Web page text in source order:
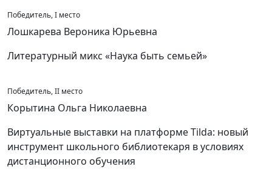
Победитель, I место
Лошкарева Вероника Юрьевна
Литературный микс «Наука быть семьей»
Победитель, II место
Корытина Ольга Николаевна
Виртуальные выставки на платформе Tilda: новый
инструмент школьного библиотекаря в условиях
дистанционного обучения